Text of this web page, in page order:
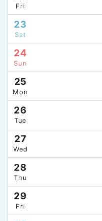
Fri
23
Sat
24
Sun
25
Mon
26
Tue
27
Wed
28
Thu
29
Fri